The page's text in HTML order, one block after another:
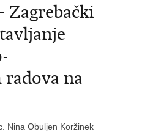
Zagrebački
na
Nina Obuljen Koržinek